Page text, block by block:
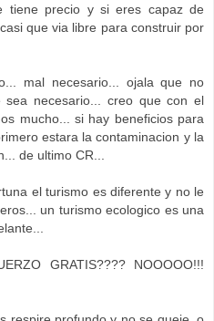
tiene precio y si eres capaz de
que via libre para construir por
mal necesario... ojala que no
necesario... creo que con el
mucho... si hay beneficios para
estara la contaminacion y la
de ultimo CR...
el turismo es diferente y no le
un turismo ecologico es una
GRATIS???? NOOOOO!!!